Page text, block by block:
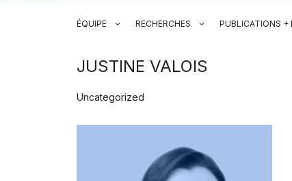
ÉQUIPE RECHERCHES PUBLICATIONS +
JUSTINE VALOIS
Uncategorized